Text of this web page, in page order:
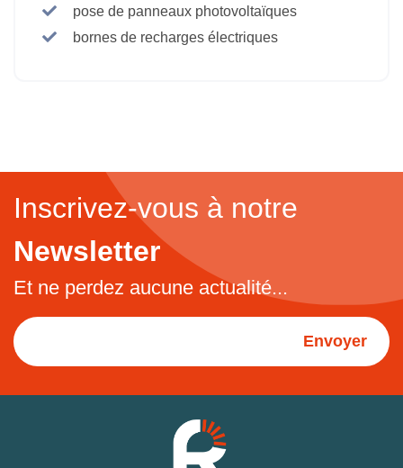
pose de panneaux photovoltaïques
bornes de recharges électriques
Inscrivez-vous à notre
Newsletter
Et ne perdez aucune actualité...
Envoyer